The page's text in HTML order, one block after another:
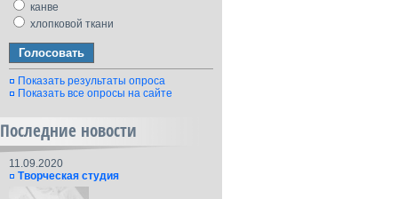
канве
хлопковой ткани
Показать результаты опроса
Показать все опросы на сайте
Последние новости
11.09.2020
Творческая студия